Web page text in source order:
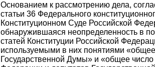
Основанием к рассмотрению дела,
статьи 36 Федерального
Конституционном Суде Российской
обнаружившаяся неопределенность в
статей Конституции Российской
используемыми в них понятиями
Государственной Думы» и «общее